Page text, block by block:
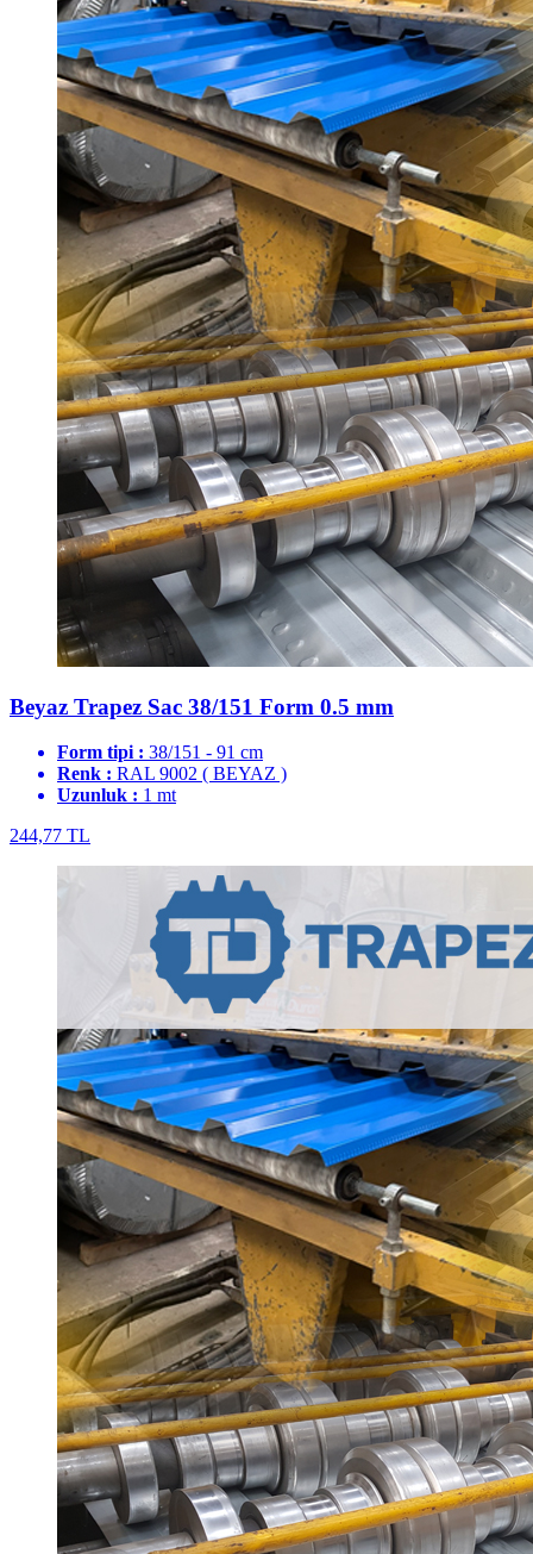
Beyaz Trapez Sac 38/151 Form 0.5 mm
Form tipi : 38/151 - 91 cm
Renk : RAL 9002 ( BEYAZ )
Uzunluk : 1 mt
244,77 TL